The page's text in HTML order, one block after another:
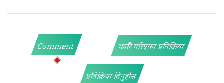
Comment भर्खरै गरिएका प्रतिक्रिया
प्रतिक्रिया दिनुहोस